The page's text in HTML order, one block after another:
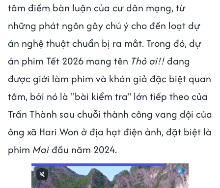
tâm điểm bàn luận của cư dân mạng, từ
những phát ngôn gây chú ý cho đến loạt dự
án nghệ thuật chuẩn bị ra mắt. Trong đó, dự
án phim Tết 2026 mang tên Thỏ ơi!!đang
được giới làm phim và khán giả đặc biệt quan
tâm, bởi nó là "bài kiểm tra" lớn tiếp theo của
Trấn Thành sau chuỗi thành công vang dội của
ông xã Hari Won ở địa hạt điện ảnh, đặt biệt là
phim Maiđầu năm 2024.